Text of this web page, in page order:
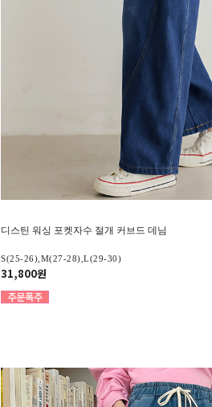
디스틴 워싱 포켓자수 절개 커브드 데님
S(25-26),M(27-28),L(29-30)
31,800원